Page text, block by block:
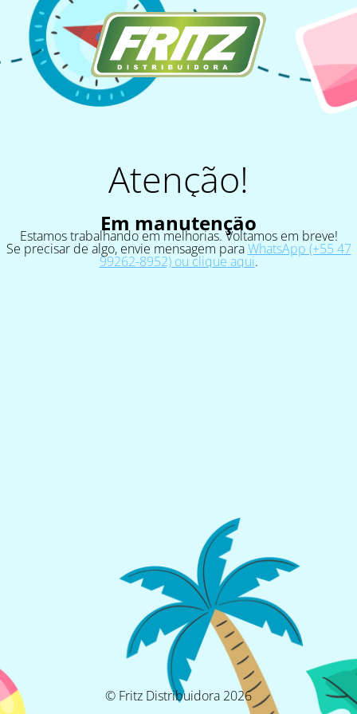
Atenção!
Em manutenção
Estamos trabalhando em melhorias. Voltamos em breve!
Se precisar de algo, envie mensagem paraWhatsApp (+55 47
99262-8952) ou clique aqui.
© Fritz Distribuidora 2026